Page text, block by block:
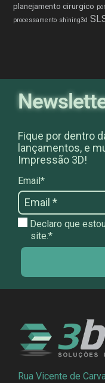
planejamento cirurgico
processamento shining3d
Fique por dentro
lançamentos, e
Impressão 3D!
Email*
Declaro que
site.*
Rua Vicente de